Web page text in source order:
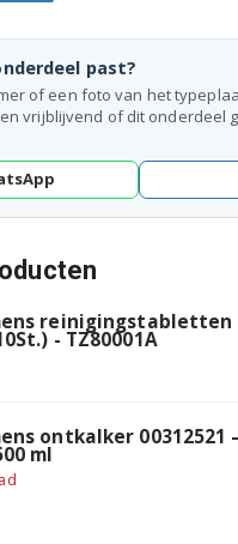
past?
of een foto van het
vrijblijvend of dit onderdeel
reinigingstabletten
- TZ80001A
ontkalker 00312521 –
ml